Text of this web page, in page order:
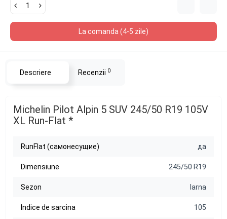
La comanda (4-5 zile)
Descriere Recenzii 0
Michelin Pilot Alpin 5 SUV 245/50 R19 105V
XL Run-Flat *
RunFlat (самонесущие) да
Dimensiune 245/50 R19
Sezon Iarna
Indice de sarcina 105